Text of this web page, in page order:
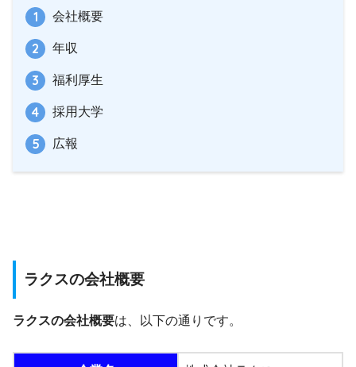
会社概要
年収
福利厚生
採用大学
広報
ラクスの会社概要
ラクスの会社概要は、以下の通りです。